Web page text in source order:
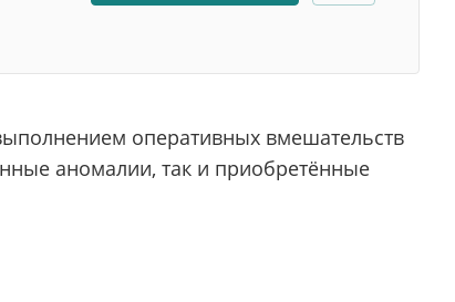
оперативных вмешательств
аномалии, так и приобретённые